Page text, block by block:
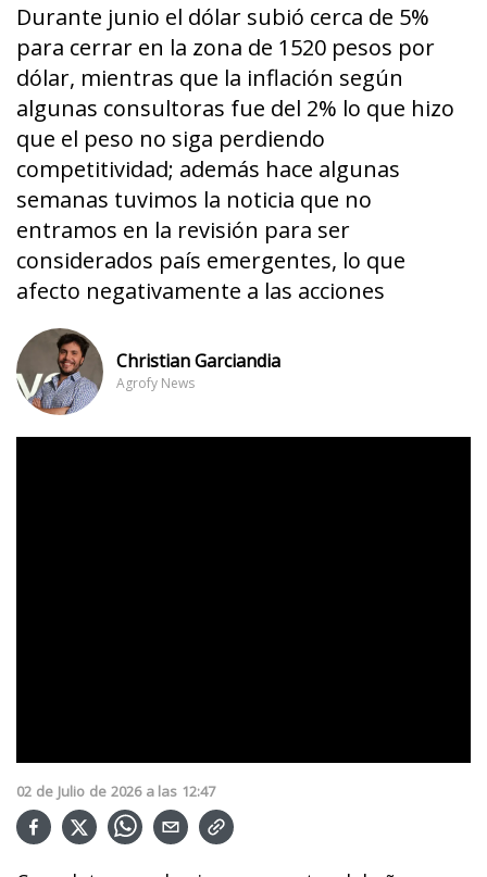
Durante junio el dólar subió cerca de 5%
para cerrar en la zona de 1520 pesos por
dólar, mientras que la inflación según
algunas consultoras fue del 2% lo que hizo
que el peso no siga perdiendo
competitividad; además hace algunas
semanas tuvimos la noticia que no
entramos en la revisión para ser
considerados país emergentes, lo que
afecto negativamente a las acciones
Christian Garciandia
Agrofy News
02 de Julio de 2026 a las 12:47